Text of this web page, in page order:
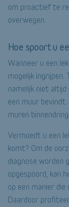
om proactief te
overwegen.
Hoe spoort u
Wanneer u een
mogelijk
namelijk niet
een muur
muren
Vermoedt u een
komt? Om de
diagnose worden
opgespoord, kan
op een manier
Daardoor